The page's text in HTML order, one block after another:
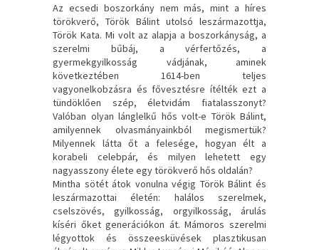
Az ecsedi boszorkány nem más, mint a híres
törökverő, Török Bálint utolsó leszármazottja,
Török Kata. Mi volt az alapja a boszorkányság, a
szerelmi bűbáj, a vérfertőzés, a
gyermekgyilkosság vádjának, aminek
következtében 1614-ben teljes
vagyonelkobzásra és fővesztésre ítélték ezt a
tündöklően szép, életvidám fiatalasszonyt?
Valóban olyan lánglelkű hős volt-e Török Bálint,
amilyennek olvasmányainkból megismertük?
Milyennek látta őt a felesége, hogyan élt a
korabeli celebpár, és milyen lehetett egy
nagyasszony élete egy törökverő hős oldalán?
Mintha sötét átok vonulna végig Török Bálint és
leszármazottai életén: halálos szerelmek,
cselszövés, gyilkosság, orgyilkosság, árulás
kíséri őket generációkon át. Mámoros szerelmi
légyottok és összeesküvések plasztikusan